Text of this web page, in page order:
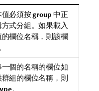
值必須按group 中正
式分組。如果載入
欄位名稱，則該欄
個的名稱的欄位如
組的欄位名稱，則
。